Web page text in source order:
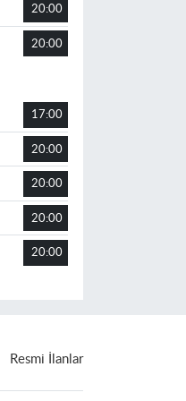
20:00
20:00
17:00
20:00
20:00
20:00
20:00
Resmi İlanlar